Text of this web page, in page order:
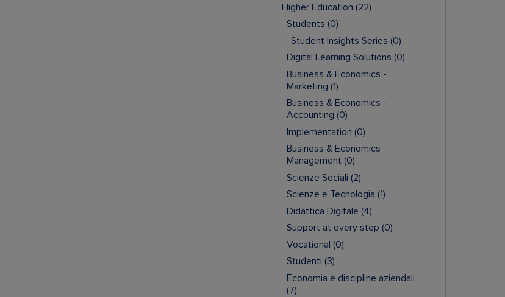
Higher Education (22)
Students (0)
Student Insights Series (0)
Digital Learning Solutions (0)
Business & Economics -
Marketing (1)
Business & Economics -
Accounting (0)
Implementation (0)
Business & Economics -
Management (0)
Scienze Sociali (2)
Scienze e Tecnologia (1)
Didattica Digitale (4)
Support at every step (0)
Vocational (0)
Studenti (3)
Economia e discipline aziendali
(7)